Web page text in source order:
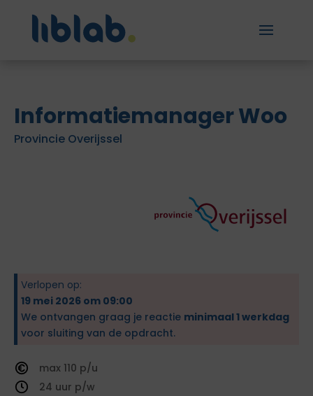
Informatiemanager Woo
Provincie Overijssel
Verlopen op:
19 mei 2026 om 09:00
We ontvangen graag je reactie minimaal 1 werkdag
voor sluiting van de opdracht.
110
24